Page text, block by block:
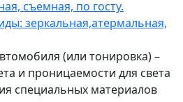
зеркальная,атермальная,
(или тонировка) –
и проницаемости для света
специальных материалов